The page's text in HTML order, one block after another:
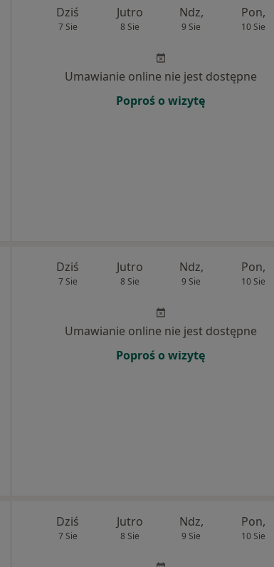
Dziś
7 Sie
Jutro
8 Sie
Ndz,
9 Sie
Pon,
10 Sie
Umawianie online nie jest dostępne
Poproś o wizytę
Dziś
7 Sie
Jutro
8 Sie
Ndz,
9 Sie
Pon,
10 Sie
Umawianie online nie jest dostępne
Poproś o wizytę
Dziś
7 Sie
Jutro
8 Sie
Ndz,
9 Sie
Pon,
10 Sie